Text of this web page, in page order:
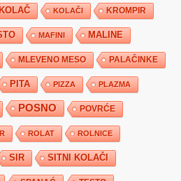
KOLAČ KOLAČI KROMPIR
MAFINI MALINE
MLEVENO MESO PALAČINKE
PITA PIZZA PLAZMA
POSNO POVRĆE
ROLAT ROLNICE
SIR SITNI KOLAČI